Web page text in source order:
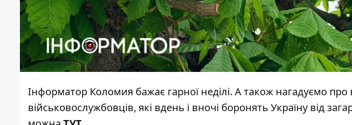
Інформатор Коломия бажає гарної неділі. А також нагадуємо
військовослужбовців, які вдень і вночі боронять Україну від